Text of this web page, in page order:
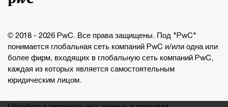
© 2018 - 2026 PwC. Все права защищены. Под "PwC"
понимается глобальная сеть компаний PwC и/или одна или
более фирм, входящих в глобальную сеть компаний PwC,
каждая из которых является самостоятельным
юридическим лицом.